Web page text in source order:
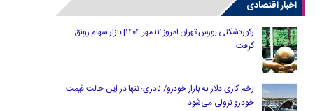
اخبار اقتصادی
رکوردشکنی بورس تهران امروز ۱۲ مهر ۱۴۰۴| بازار سهام رونق
گرفت
زخم کاری دلار به بازار خودرو/ نادری: تنها در این حالت قیمت
خودرو نزولی می‌شود